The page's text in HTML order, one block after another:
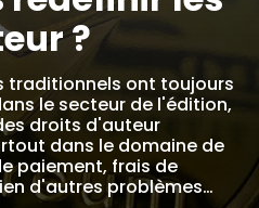
?
traditionnels ont toujours
le secteur de l'édition,
droits d'auteur
dans le domaine de
paiement, frais de
d'autres problèmes…